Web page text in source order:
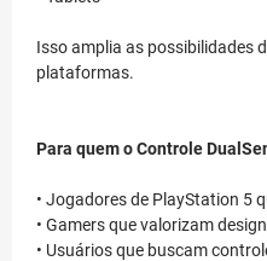
Isso amplia as possibilidades
plataformas.
Para quem o Controle
• Jogadores de PlayStation 5
• Gamers que valorizam
• Usuários que buscam